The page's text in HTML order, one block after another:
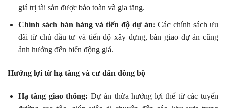
giá trị tài sản được bảo toàn và gia tăng.
Chính sách bán hàng và tiến độ dự án: Các chính sách ưu
đãi từ chủ đầu tư và tiến độ xây dựng, bàn giao dự án cũng
ảnh hưởng đến biến động giá.
Hưởng lợi từ hạ tầng và cư dân đồng bộ
Hạ tầng giao thông: Dự án thừa hưởng lợi thế từ các tuyến